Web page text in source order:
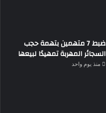
ضبط 7 متهمين بتهمة حجب
السجائر المهربة تمهيدًا لبيعها
منذ يوم واحد